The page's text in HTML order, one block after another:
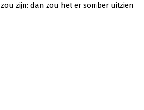
zijn: dan zou het er somber uitzien